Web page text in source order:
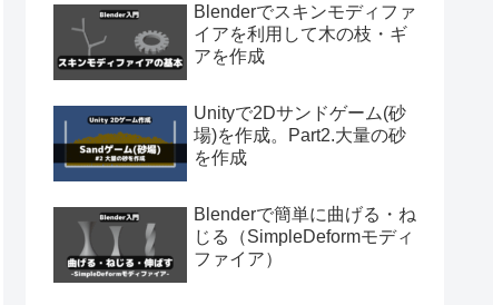
Blenderでスキンモディファ
イアを利用して木の枝・ギ
アを作成
Unityで2Dサンドゲーム(砂
場)を作成。Part2.大量の砂
を作成
Blenderで簡単に曲げる・ね
じる（SimpleDeformモディ
ファイア）